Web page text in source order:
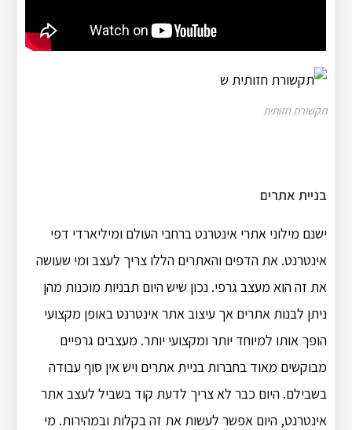
תקשורת חזותית
בניית אתרים
ישנם מילוני אתרי אינטרנט ברחבי העולם ומיליארדי דפי
אינטרנט. את הדפים והאתרים הללו צריך לעצב ומי שעושה
את זה הוא מעצב גרפי. נכון שיש היום תבניות מוכנות מהן
ניתן לבנות אתרים אך עיצוב אתר אינטרנט באופן מקצועי
הופך אותו למיוחד יותר ומקצועי יותר. מעצבים גרפיים
מבוקשים מאוד בחברות בניית אתרים ויש אין סוף עבודה
בשבילם. היום כבר לא צריך לדעת קוד בשביל לעצב אתר
אינטרנט, היום אפשר לעשות את זה בקלות ובמהירות. מי